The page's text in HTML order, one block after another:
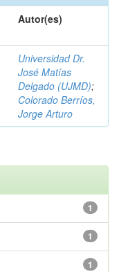
Autor(es)
Universidad Dr.
José Matías
Delgado (UJMD);
Colorado Berríos,
Jorge Arturo
1
1
1